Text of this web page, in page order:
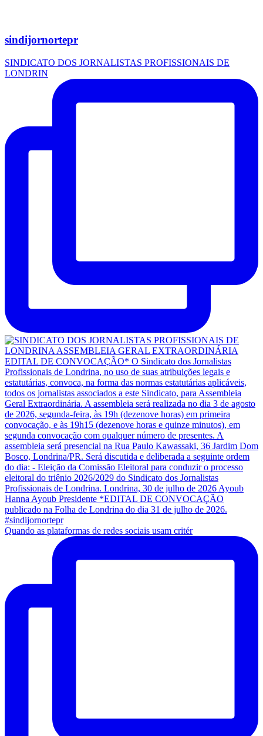
sindijornortepr
SINDICATO DOS JORNALISTAS PROFISSIONAIS DE
LONDRIN
Quando as plataformas de redes sociais usam critér